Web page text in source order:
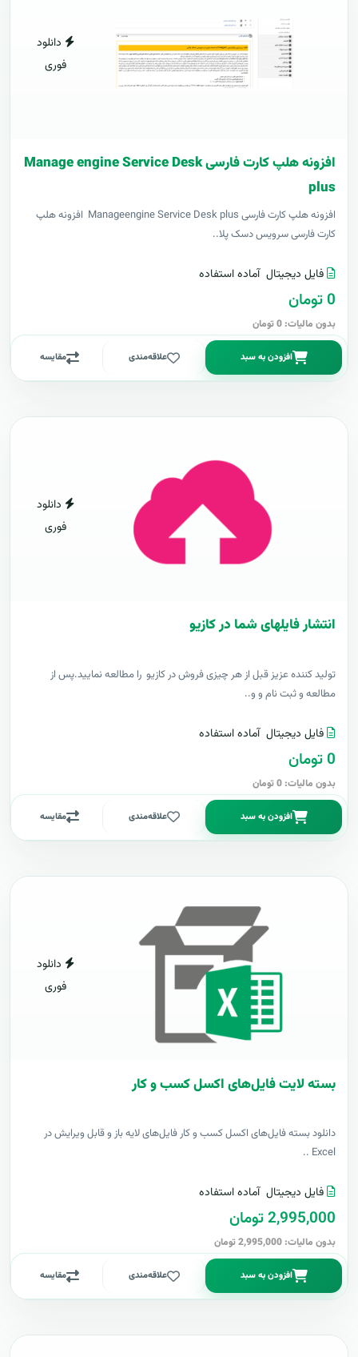
دانلود
فوری
افزونه هلپ کارت فارسی Manage engine Service Desk
plus
افزونه هلپ کارت فارسی Manageengine Service Desk plus افزونه هلپ
کارت فارسی سرویس دسک پلا..
فایل دیجیتال آماده استفاده
0 تومان
بدون مالیات: 0 تومان
افزودن به سبد علاقه‌مندی مقایسه
دانلود
فوری
انتشار فایلهای شما در کازیو
توليد کننده عزيز قبل از هر چیزی فروش در کازیو را مطالعه نمایید.پس از
مطالعه و ثبت نام و و..
فایل دیجیتال آماده استفاده
0 تومان
بدون مالیات: 0 تومان
افزودن به سبد علاقه‌مندی مقایسه
دانلود
فوری
بسته لایت فایل‌های اکسل کسب و کار
دانلود بسته فایل‌های اکسل کسب و کار فایل‌های لایه باز و قابل ویرایش در
Excel ..
فایل دیجیتال آماده استفاده
2,995,000 تومان
بدون مالیات: 2,995,000 تومان
افزودن به سبد علاقه‌مندی مقایسه